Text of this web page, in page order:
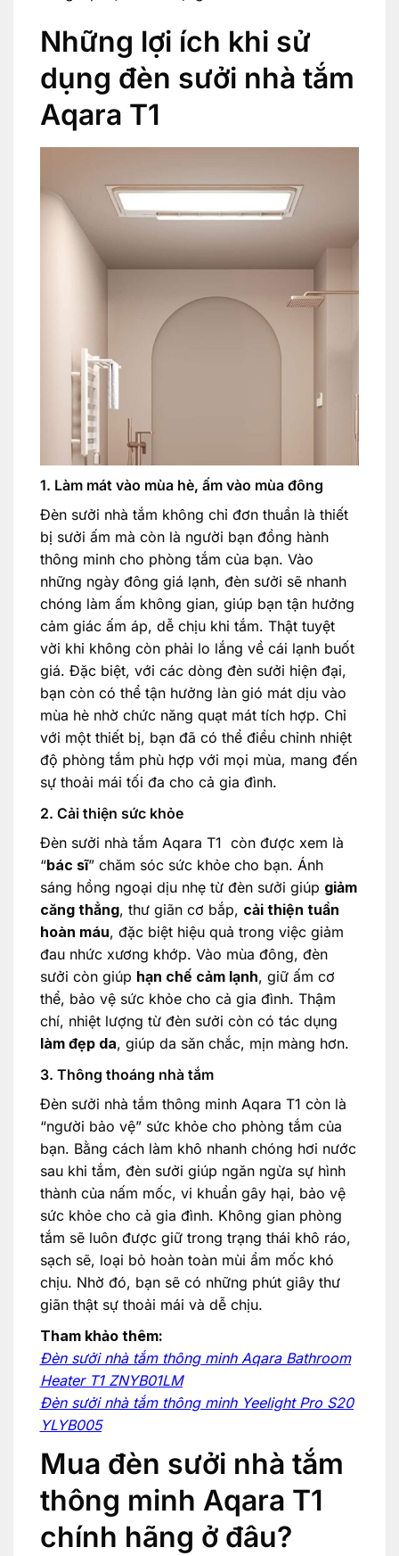
Những lợi ích khi sử
dụng đèn sưởi nhà tắm
Aqara T1
1. Làm mát vào mùa hè, ấm vào mùa đông
Đèn sưởi nhà tắm không chỉ đơn thuần là thiết
bị sưởi ấm mà còn là người bạn đồng hành
thông minh cho phòng tắm của bạn. Vào
những ngày đông giá lạnh, đèn sưởi sẽ nhanh
chóng làm ấm không gian, giúp bạn tận hưởng
cảm giác ấm áp, dễ chịu khi tắm. Thật tuyệt
vời khi không còn phải lo lắng về cái lạnh buốt
giá. Đặc biệt, với các dòng đèn sưởi hiện đại,
bạn còn có thể tận hưởng làn gió mát dịu vào
mùa hè nhờ chức năng quạt mát tích hợp. Chỉ
với một thiết bị, bạn đã có thể điều chỉnh nhiệt
độ phòng tắm phù hợp với mọi mùa, mang đến
sự thoải mái tối đa cho cả gia đình.
2. Cải thiện sức khỏe
Đèn sưởi nhà tắm Aqara T1 còn được xem là
“bác sĩ” chăm sóc sức khỏe cho bạn. Ánh
sáng hồng ngoại dịu nhẹ từ đèn sưởi giúp giảm
căng thẳng, thư giãn cơ bắp, cải thiện tuần
hoàn máu, đặc biệt hiệu quả trong việc giảm
đau nhức xương khớp. Vào mùa đông, đèn
sưởi còn giúp hạn chế cảm lạnh, giữ ấm cơ
thể, bảo vệ sức khỏe cho cả gia đình. Thậm
chí, nhiệt lượng từ đèn sưởi còn có tác dụng
làm đẹp da, giúp da săn chắc, mịn màng hơn.
3. Thông thoáng nhà tắm
Đèn sưởi nhà tắm thông minh Aqara T1 còn là
“người bảo vệ” sức khỏe cho phòng tắm của
bạn. Bằng cách làm khô nhanh chóng hơi nước
sau khi tắm, đèn sưởi giúp ngăn ngừa sự hình
thành của nấm mốc, vi khuẩn gây hại, bảo vệ
sức khỏe cho cả gia đình. Không gian phòng
tắm sẽ luôn được giữ trong trạng thái khô ráo,
sạch sẽ, loại bỏ hoàn toàn mùi ẩm mốc khó
chịu. Nhờ đó, bạn sẽ có những phút giây thư
giãn thật sự thoải mái và dễ chịu.
Tham khảo thêm:
Đèn sưởi nhà tắm thông minh Aqara Bathroom
Heater T1 ZNYB01LM
Đèn sưởi nhà tắm thông minh Yeelight Pro S20
YLYB005
Mua đèn sưởi nhà tắm
thông minh Aqara T1
chính hãng ở đâu?